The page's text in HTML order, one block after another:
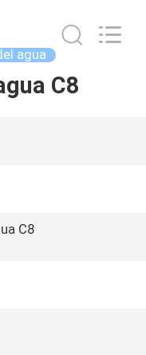
agua
C8
C8